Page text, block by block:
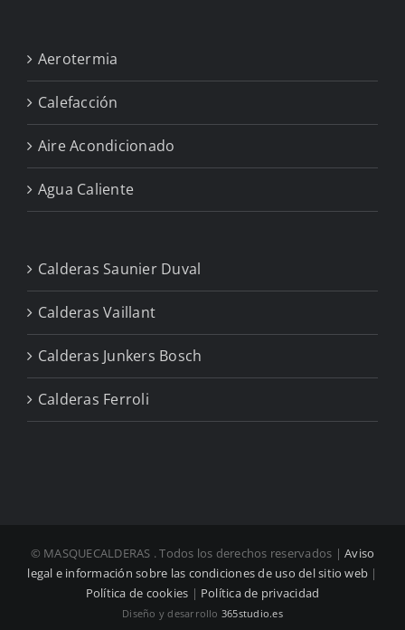
Aerotermia
Calefacción
Aire Acondicionado
Agua Caliente
Calderas Saunier Duval
Calderas Vaillant
Calderas Junkers Bosch
Calderas Ferroli
© MASQUECALDERAS . Todos los derechos reservados |Aviso
legal e información sobre las condiciones de uso del sitio web |
Política de cookies | Política de privacidad
Diseño y desarrollo 365studio.es